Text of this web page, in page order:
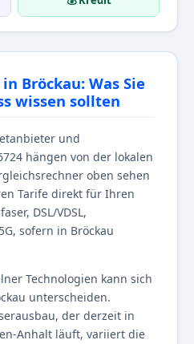
Bröckau: Was Sie
wissen sollten
und
hängen von der lokalen
oben sehen
Tarife direkt für Ihren
DSL/VDSL,
sofern in Bröckau
Technologien kann sich
unterscheiden.
der derzeit in
Anhalt läuft, variiert die